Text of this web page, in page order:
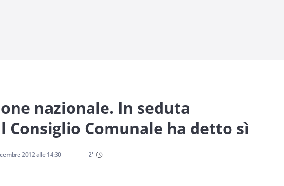
nazionale. In seduta
Comunale ha detto sì
2012alle14:30 2'